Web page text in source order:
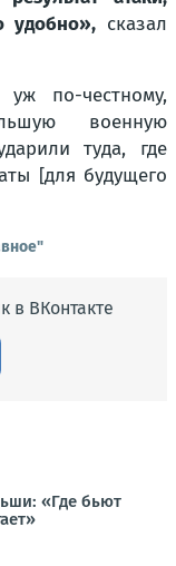
удобно», сказал
по-честному,
военную
туда, где
[для будущего
в ВКонтакте
«Где бьют